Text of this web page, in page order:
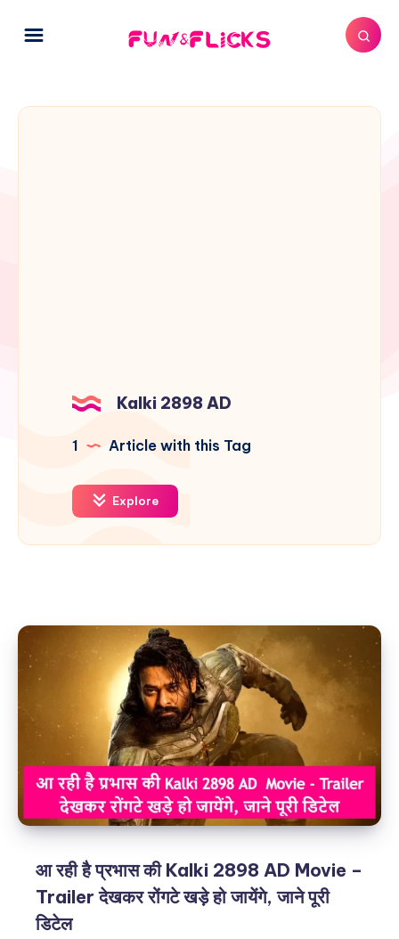
Kalki 2898 AD
1 Article with this Tag
Explore
आ रही है प्रभास की Kalki 2898 AD Movie –
Trailer देखकर रोंगटे खड़े हो जायेंगे, जाने पूरी
डिटेल